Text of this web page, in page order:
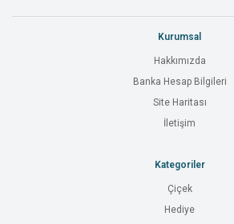
Kurumsal
Hakkımızda
Banka Hesap Bilgileri
Site Haritası
İletişim
Kategoriler
Çiçek
Hediye